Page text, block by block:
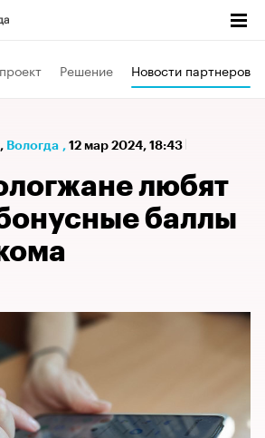
Решение Новости партнеров
⁠, Вологда , 12 мар 2024, 18:43
любят
баллы